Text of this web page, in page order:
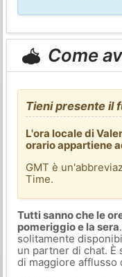
Come
Tieni presente il
L'ora locale di
orario appartiene
GMT è
Time.
Tutti sanno che le
pomeriggio e la sera
solitamente
un partner di chat.
di maggiore afflusso